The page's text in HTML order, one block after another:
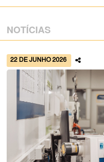
NOTÍCIAS
22 DE JUNHO 2026